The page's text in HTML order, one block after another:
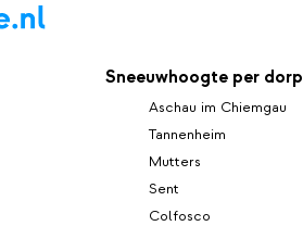
Sneeuwhoogte per dorp
Aschau im Chiemgau
Tannenheim
Mutters
Sent
Colfosco